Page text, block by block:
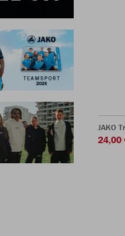
JAKO
24,00